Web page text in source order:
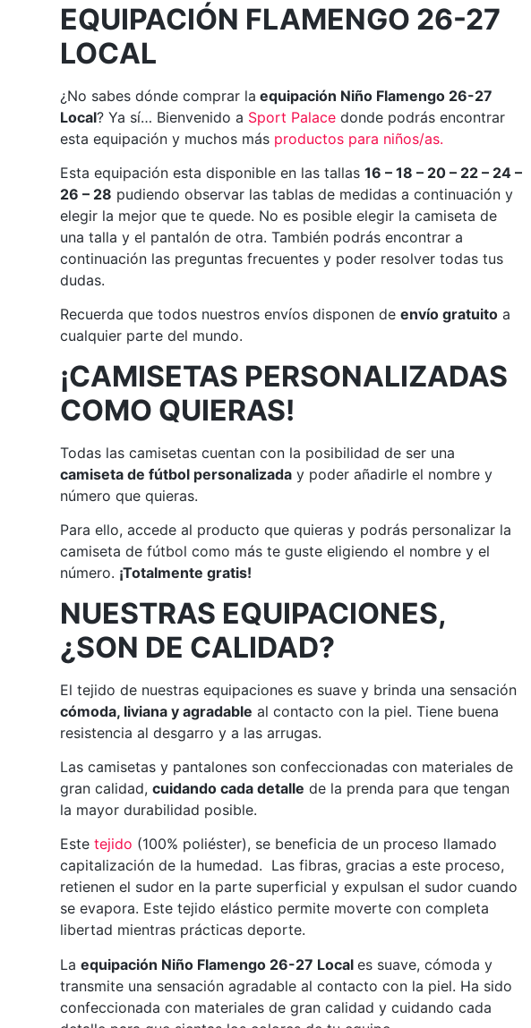
EQUIPACIÓN FLAMENGO 26-27
LOCAL
¿No sabes dónde comprar la equipación Niño Flamengo 26-27
Local? Ya sí… Bienvenido a Sport Palace donde podrás encontrar
esta equipación y muchos más productos para niños/as.
Esta equipación esta disponible en las tallas16 – 18 – 20 – 22 – 24 –
26 – 28 pudiendo observar las tablas de medidas a continuación y
elegir la mejor que te quede. No es posible elegir la camiseta de
una talla y el pantalón de otra. También podrás encontrar a
continuación las preguntas frecuentes y poder resolver todas tus
dudas.
Recuerda que todos nuestros envíos disponen deenvío gratuito a
cualquier parte del mundo.
¡CAMISETAS PERSONALIZADAS
COMO QUIERAS!
Todas las camisetas cuentan con la posibilidad de ser una
camiseta de fútbol personalizada y poder añadirle el nombre y
número que quieras.
Para ello, accede al producto que quieras y podrás personalizar la
camiseta de fútbol como más te guste eligiendo el nombre y el
número. ¡Totalmente gratis!
NUESTRAS EQUIPACIONES,
¿SON DE CALIDAD?
El tejido de nuestras equipaciones es suave y brinda una sensación
cómoda, liviana y agradable al contacto con la piel. Tiene buena
resistencia al desgarro y a las arrugas.
Las camisetas y pantalones son confeccionadas con materiales de
gran calidad,cuidando cada detalle de la prenda para que tengan
la mayor durabilidad posible.
Estetejido (100% poliéster), se beneficia de un proceso llamado
capitalización de la humedad. Las fibras, gracias a este proceso,
retienen el sudor en la parte superficial y expulsan el sudor cuando
se evapora. Este tejido elástico permite moverte con completa
libertad mientras prácticas deporte.
Laequipación Niño Flamengo 26-27 Local es suave, cómoda y
transmite una sensación agradable al contacto con la piel. Ha sido
confeccionada con materiales de gran calidad y cuidando cada